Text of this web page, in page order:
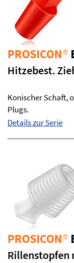
PROSICON®
Hitzebest.
Konischer Schaft,
Plugs.
Details zur Serie
PROSICON®
Rillenstopfen